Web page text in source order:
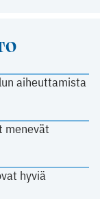
aiheuttamista
menevät
hyviä